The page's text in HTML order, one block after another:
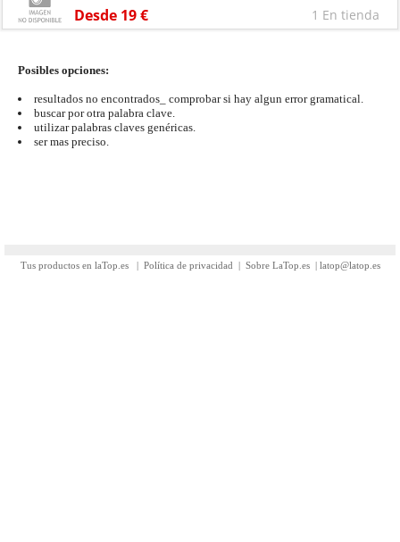
Desde 19 € 1 En tienda
Posibles opciones:
resultados no encontrados_ comprobar si hay algun error gramatical.
buscar por otra palabra clave.
utilizar palabras claves genéricas.
ser mas preciso.
Tus productos en laTop.es | Política de privacidad | Sobre LaTop.es| latop@latop.es